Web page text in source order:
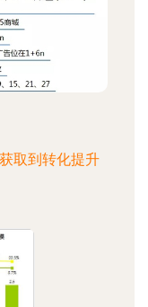
取到转化提升